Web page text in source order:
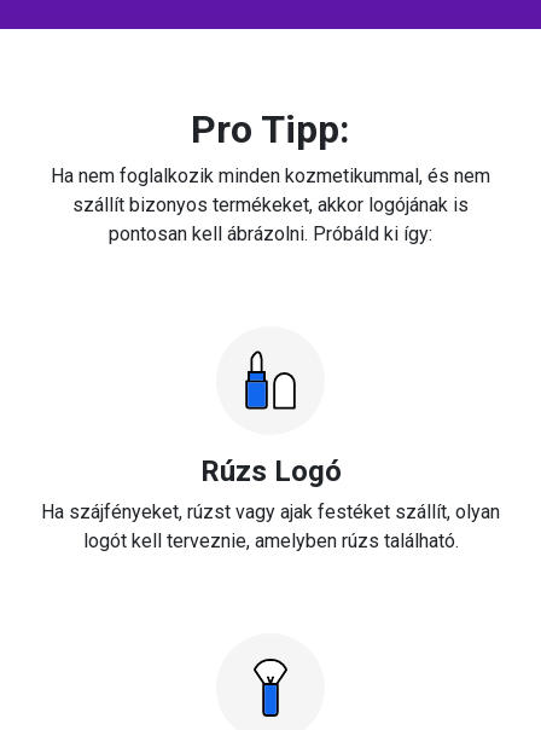
Pro Tipp:
Ha nem foglalkozik minden kozmetikummal, és nem
szállít bizonyos termékeket, akkor logójának is
pontosan kell ábrázolni. Próbáld ki így:
Rúzs Logó
Ha szájfényeket, rúzst vagy ajak festéket szállít, olyan
logót kell terveznie, amelyben rúzs található.